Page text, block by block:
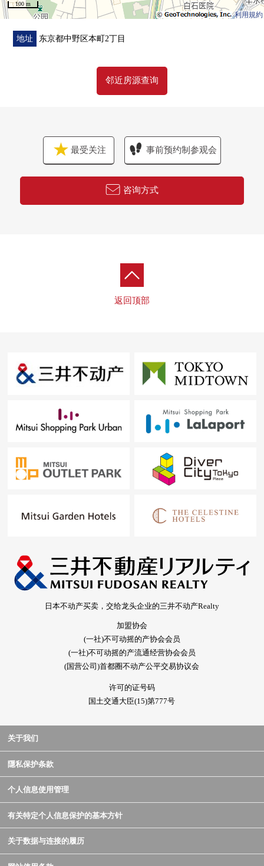
利用規約
100 m
地址 东京都中野区本町2丁目
邻近房源查询
最受关注 事前预约制参观会
咨询方式
返回顶部
日本不动产买卖，交给龙头企业的三井不动产Realty
加盟协会
(一社)不可动摇的产协会会员
(一社)不可动摇的产流通经营协会会员
(国营公司)首都圈不动产公平交易协议会
许可的证号码
国土交通大臣(15)第777号
关于我们
隱私保护条款
个人信息使用管理
有关特定个人信息保护的基本方针
关于数据与连接的履历